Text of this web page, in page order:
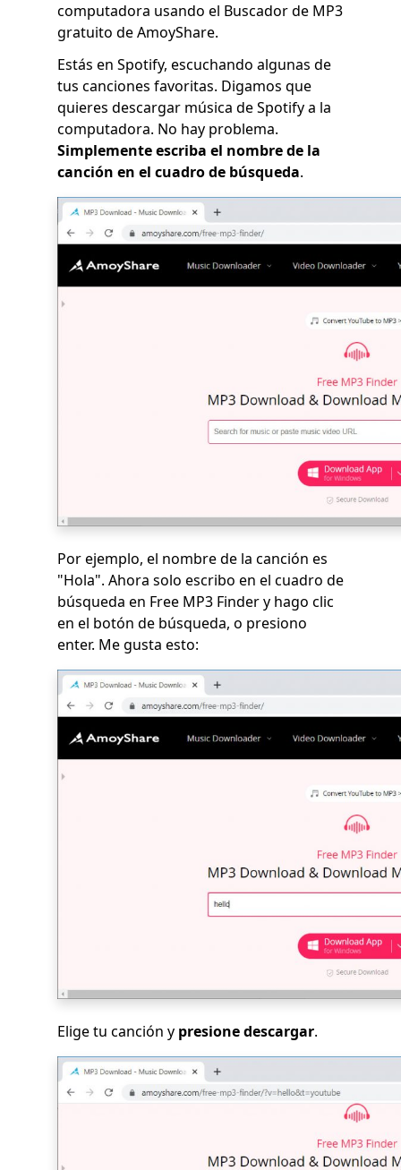
computadora usando el Buscador de MP3
gratuito de AmoyShare.
Estás en Spotify, escuchando algunas de
tus canciones favoritas. Digamos que
quieres descargar música de Spotify a la
computadora. No hay problema.
Simplemente escriba el nombre de la
canción en el cuadro de búsqueda.
Por ejemplo, el nombre de la canción es
"Hola". Ahora solo escribo en el cuadro de
búsqueda en Free MP3 Finder y hago clic
en el botón de búsqueda, o presiono
enter. Me gusta esto:
Elige tu canción y presione descargar.